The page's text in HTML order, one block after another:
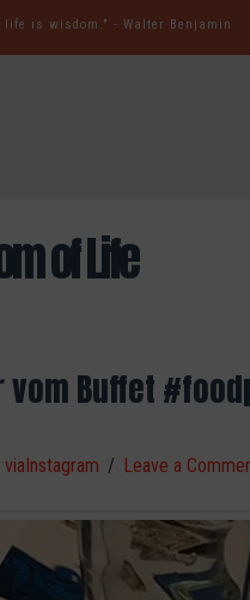
is wisdom." - Walter Benjamin
of Life
Buffet
viaInstagram Leave a